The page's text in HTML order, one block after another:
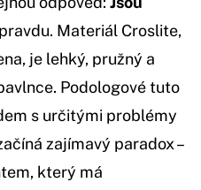
Materiál Croslite,
je lehký, pružný a
Podologové tuto
s určitými problémy
zajímavý paradox –
který má